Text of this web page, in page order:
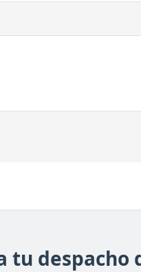
tu despacho